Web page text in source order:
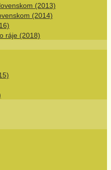
(2013)
(2014)
ráje (2018)